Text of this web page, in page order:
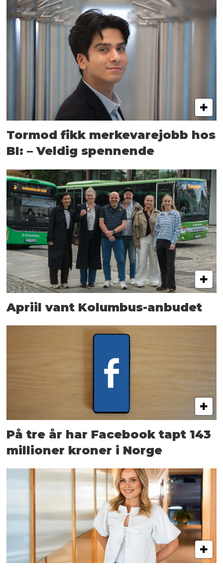
Tormod fikk merkevarejobb hos
BI: – Veldig spennende
Apriil vant Kolumbus-anbudet
På tre år har Facebook tapt 143
millioner kroner i Norge